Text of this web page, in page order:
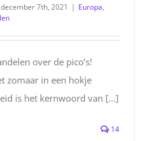
december 7th, 2021 | Europa,
over de pico’s!
zomaar in een hokje
is het kernwoord van [...]
14